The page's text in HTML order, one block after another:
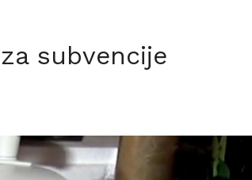
subvencije